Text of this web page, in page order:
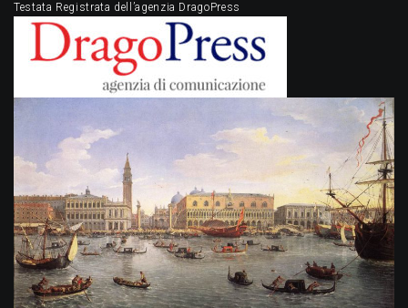
Testata Registrata dell’agenzia DragoPress